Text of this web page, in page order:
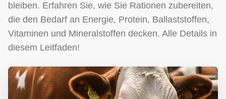
bleiben. Erfahren Sie, wie Sie Rationen zubereiten,
die den Bedarf an Energie, Protein, Ballaststoffen,
Vitaminen und Mineralstoffen decken. Alle Details in
diesem Leitfaden!